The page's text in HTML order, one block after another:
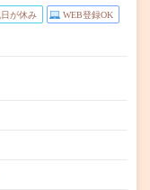
が休み WEB登録OK